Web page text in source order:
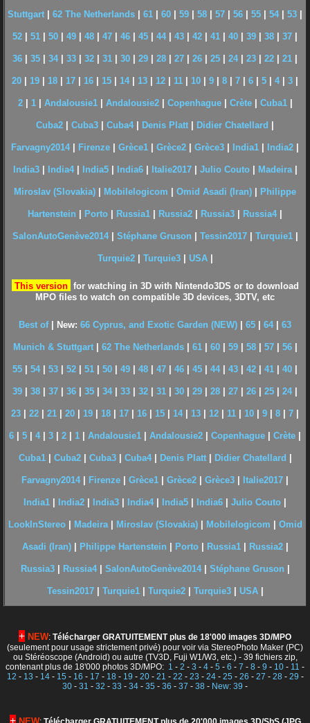
Stuttgart 62 The Netherlands 61 60 59 58 57 56 55 54 53
52 51 50 49 48 47 46 45 44 43 42 41 40 39 38 37
36 35 34 33 32 31 30 29 28 27 26 25 24 23 22 21
20 19 18 17 16 15 14 13 12 11 10 9 8 7 6 5 4 3
2| 1| Andalousie1| Andalousie2| Copenhague| Crète| Cuba1|
Cuba2 Cuba3 Cuba4 Denis Platt Didier Chatellard
Farvagny2014 Firenze Grèce1 Grèce2 Grèce3 India1 India2
India3| India4| India5| India6| Italie2017| Julio Couto| Madeira|
Miroslav (Slovakia) Mobilelogicom Omid Asadi (Iran) Philippe
Hartenstein Porto Russia1 Russia2 Russia3 Russia4
SalonAutoGenève2014| Stéphane Gruson Tessin2017| Turquie1|
Turquie2| Turquie3| USA|
This version for watching in 3D with Nintendo3DS or to download
MPO files to watch on compatible 3D devices, 3DTV, etc
Best of| New: 66 Cyprus, and Exotic Garden (NEW) 65 64 63
Munich & Stuttgart| 62 The Netherlands| 61| 60| 59| 58| 57| 56|
55 54 53 52 51 50 49 48 47 46 45 44 43 42 41 40
39 38 37 36 35 34 33 32 31 30 29 28 27 26 25 24
23 22 21 20 19 18 17 16 15 14 13 12 11 10 9 8 7
6 5 4 3 2 1 Andalousie1 Andalousie2 Copenhague Crète
Cuba1| Cuba2| Cuba3| Cuba4| Denis Platt| Didier Chatellard
Farvagny2014 Firenze Grèce1 Grèce2 Grèce3 Italie2017
India1 India2 India3 India4 India5 India6 Julio Couto
LookInStereo| Madeira| Miroslav (Slovakia)| Mobilelogicom Omid
Asadi (Iran)| Philippe Hartenstein Porto| Russia1| Russia2|
Russia3| Russia4| SalonAutoGenève2014| Stéphane Gruson
Tessin2017| Turquie1| Turquie2| Turquie3| USA|
+ NEW: Télécharger GRATUITEMENT plus de 18'000 images 3D/MPO
(seulement pour usage strictement privé) pour voir via StereoPhoto Maker (PC)
ou Stéréoscope (Android) ou autre (TV3D, Fuji W1/W3, etc.) - 39 fichiers zip,
contenant plus de 18'000 photos 3D/MPO: 1 - 2 - 3 - 4 - 5 - 6 - 7 - 8 - 9 - 10 - 11 -
12 - 13 - 14- 15 - 16 - 17 - 18- 19 - 20- 21 - 22 - 23 - 24- 25 - 26 - 27 - 28- 29 -
30 - 31 - 32 - 33 - 34 - 35 - 36 - 37 - 38 - New: 39 -
+